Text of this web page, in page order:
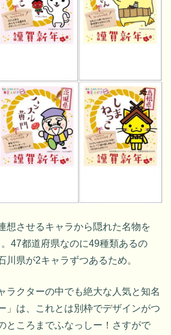
想させるキャラから隠れた名物を
47都道府県なのに49種類あるの
川県が2キャラずつあるため。
ラクターの中でも絶大な人気と知名
」は、これとは別枠でデザインがつ
ところまでふなっしー！さすがで